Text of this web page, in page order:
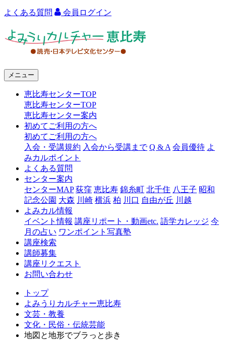
よくある質問 会員ログイン
ャ
比
メニュー
恵比寿センターTOP
恵比寿センターTOP
恵比寿センター案内
初めてご利用の方へ
初めてご利用の方へ
入会・受講規約 入会から受講まで Q & A 会員優待 よ
みカルポイント
よくある質問
センター案内
センターMAP 荻窪 恵比寿 錦糸町 北千住 八王子 昭和
記念公園 大森 川崎 横浜 柏 川口 自由が丘 川越
よみカル情報
イベント情報 講座リポート・動画etc. 語学カレッジ 今
月の占い ワンポイント写真塾
講座検索
講師募集
講座リクエスト
お問い合わせ
トップ
よみうりカルチャー恵比寿
文芸・教養
文化・民俗・伝統芸能
地図と地形でブラっと歩き